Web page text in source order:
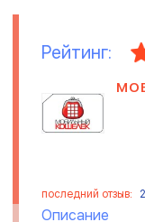
Рейтинг:
последний отзыв:
Описание